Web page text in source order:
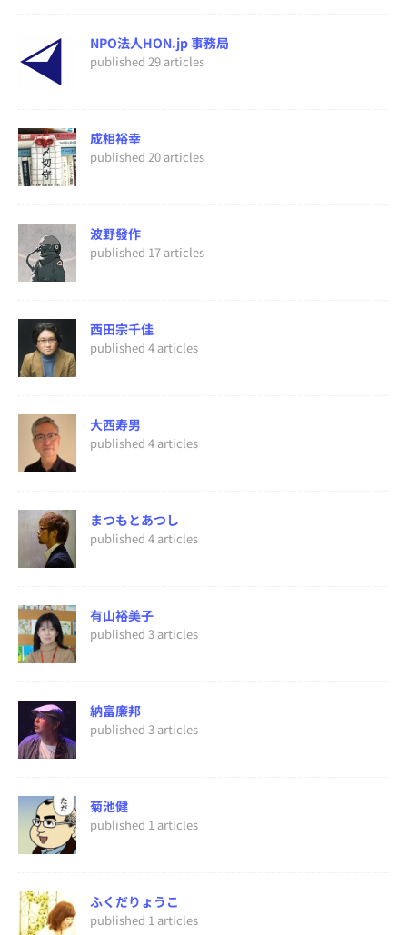
NPO法人HON.jp 事務局
published 29 articles
成相裕幸
published 20 articles
波野發作
published 17 articles
西田宗千佳
published 4 articles
大西寿男
published 4 articles
まつもとあつし
published 4 articles
有山裕美子
published 3 articles
納富廉邦
published 3 articles
菊池健
published 1 articles
ふくだりょうこ
published 1 articles